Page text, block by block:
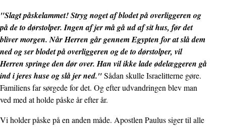
"Slagt påskelammet! Stryg noget af blodet på overliggeren og
på de to dørstolper. Ingen af jer må gå ud af sit hus, før det
bliver morgen. Når Herren går gennem Egypten for at slå dem
ned og ser blodet på overliggeren og de to dørstolper, vil
Herren springe den dør over. Han vil ikke lade ødelæggeren gå
ind i jeres huse og slå jer ned."Sådan skulle Israelitterne gøre.
Familiens far sørgede for det. Og efter udvandringen blev man
ved med at holde påske år efter år.
Vi holder påske på en anden måde. Apostlen Paulus siger til alle